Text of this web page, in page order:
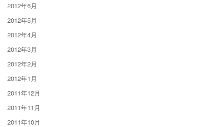
2012年6月
2012年5月
2012年4月
2012年3月
2012年2月
2012年1月
2011年12月
2011年11月
2011年10月